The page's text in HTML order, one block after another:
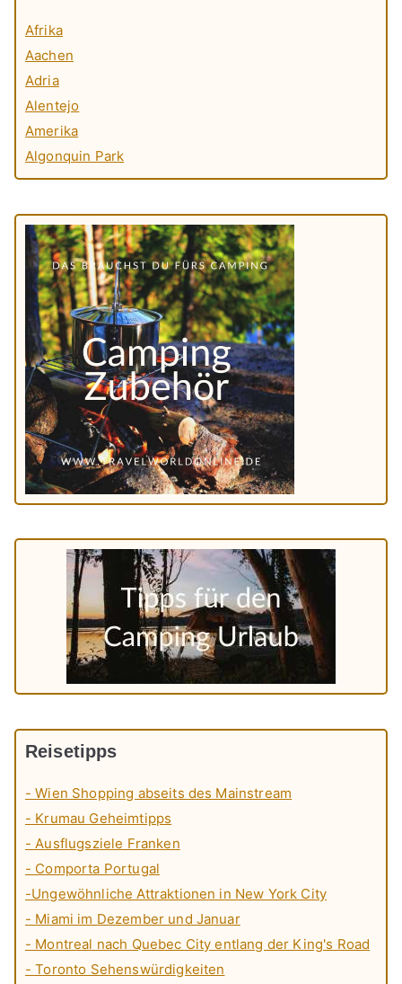
Afrika
Aachen
Adria
Alentejo
Amerika
Algonquin Park
Reisetipps
- Wien Shopping abseits des Mainstream
- Krumau Geheimtipps
- Ausflugsziele Franken
- Comporta Portugal
-Ungewöhnliche Attraktionen in New York City
- Miami im Dezember und Januar
- Montreal nach Quebec City entlang der King's Road
- Toronto Sehenswürdigkeiten